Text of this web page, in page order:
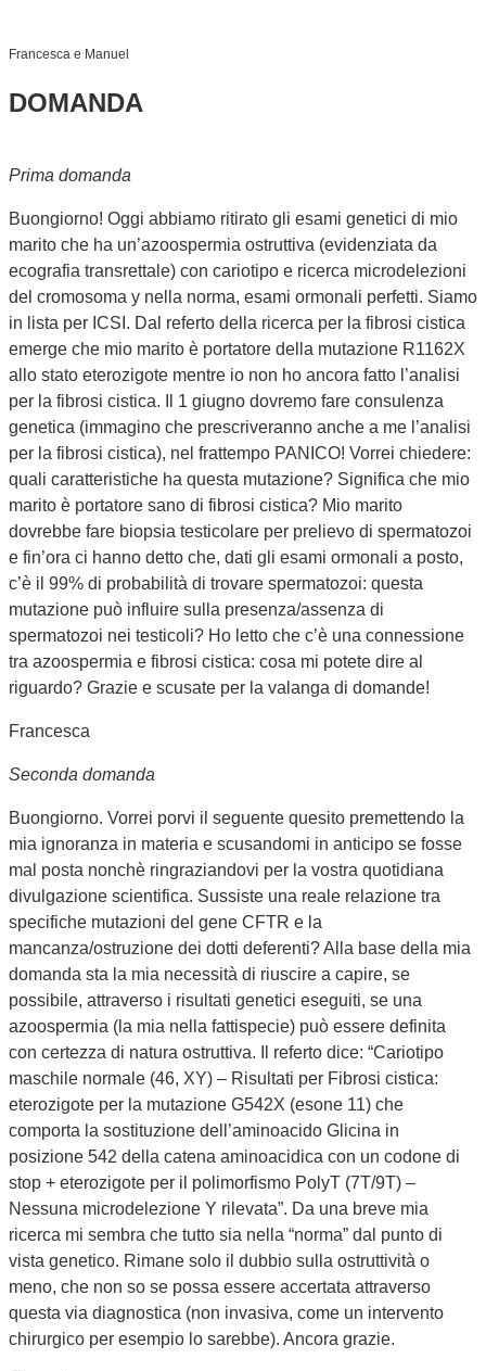
Francesca e Manuel
DOMANDA
Prima domanda
Buongiorno! Oggi abbiamo ritirato gli esami genetici di mio
marito che ha un’azoospermia ostruttiva (evidenziata da
ecografia transrettale) con cariotipo e ricerca microdelezioni
del cromosoma y nella norma, esami ormonali perfetti. Siamo
in lista per ICSI. Dal referto della ricerca per la fibrosi cistica
emerge che mio marito è portatore della mutazione R1162X
allo stato eterozigote mentre io non ho ancora fatto l’analisi
per la fibrosi cistica. Il 1 giugno dovremo fare consulenza
genetica (immagino che prescriveranno anche a me l’analisi
per la fibrosi cistica), nel frattempo PANICO! Vorrei chiedere:
quali caratteristiche ha questa mutazione? Significa che mio
marito è portatore sano di fibrosi cistica? Mio marito
dovrebbe fare biopsia testicolare per prelievo di spermatozoi
e fin’ora ci hanno detto che, dati gli esami ormonali a posto,
c’è il 99% di probabilità di trovare spermatozoi: questa
mutazione può influire sulla presenza/assenza di
spermatozoi nei testicoli? Ho letto che c’è una connessione
tra azoospermia e fibrosi cistica: cosa mi potete dire al
riguardo? Grazie e scusate per la valanga di domande!
Francesca
Seconda domanda
Buongiorno. Vorrei porvi il seguente quesito premettendo la
mia ignoranza in materia e scusandomi in anticipo se fosse
mal posta nonchè ringraziandovi per la vostra quotidiana
divulgazione scientifica. Sussiste una reale relazione tra
specifiche mutazioni del gene CFTR e la
mancanza/ostruzione dei dotti deferenti? Alla base della mia
domanda sta la mia necessità di riuscire a capire, se
possibile, attraverso i risultati genetici eseguiti, se una
azoospermia (la mia nella fattispecie) può essere definita
con certezza di natura ostruttiva. Il referto dice: “Cariotipo
maschile normale (46, XY) – Risultati per Fibrosi cistica:
eterozigote per la mutazione G542X (esone 11) che
comporta la sostituzione dell’aminoacido Glicina in
posizione 542 della catena aminoacidica con un codone di
stop + eterozigote per il polimorfismo PolyT (7T/9T) –
Nessuna microdelezione Y rilevata”. Da una breve mia
ricerca mi sembra che tutto sia nella “norma” dal punto di
vista genetico. Rimane solo il dubbio sulla ostruttività o
meno, che non so se possa essere accertata attraverso
questa via diagnostica (non invasiva, come un intervento
chirurgico per esempio lo sarebbe). Ancora grazie.